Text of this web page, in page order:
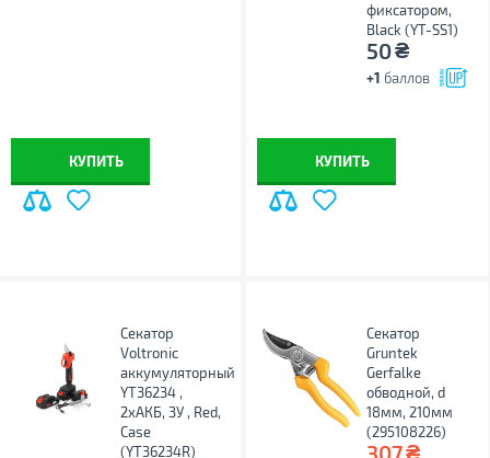
КУПИТЬ
фиксатором,
Black (YT-SS1)
50₴
+1 баллов
КУПИТЬ
Секатор
Voltronic
аккумуляторный
YT36234 ,
2xАКБ, ЗУ , Red,
Case
(YT36234R)
Секатор
Gruntek
Gerfalke
обводной, d
18мм, 210мм
(295108226)
307₴